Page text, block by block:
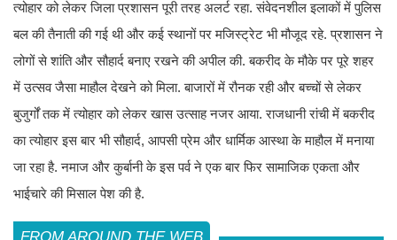
त्योहार को लेकर जिला प्रशासन पूरी तरह अलर्ट रहा. संवेदनशील इलाकों में पुलिस
बल की तैनाती की गई थी और कई स्थानों पर मजिस्ट्रेट भी मौजूद रहे. प्रशासन ने
लोगों से शांति और सौहार्द बनाए रखने की अपील की. बकरीद के मौके पर पूरे शहर
में उत्सव जैसा माहौल देखने को मिला. बाजारों में रौनक रही और बच्चों से लेकर
बुजुर्गों तक में त्योहार को लेकर खास उत्साह नजर आया. राजधानी रांची में बकरीद
का त्योहार इस बार भी सौहार्द, आपसी प्रेम और धार्मिक आस्था के माहौल में मनाया
जा रहा है. नमाज और कुर्बानी के इस पर्व ने एक बार फिर सामाजिक एकता और
भाईचारे की मिसाल पेश की है.
FROM AROUND THE WEB